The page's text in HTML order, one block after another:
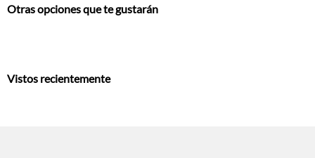
Otras opciones que te gustarán
Vistos recientemente